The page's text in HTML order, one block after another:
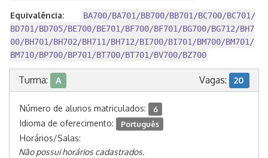
Equivalência:
BA700/BA701/BB700/BB701/BC700/BC701/
BD701/BD705/BE700/BE701/BF700/BF701/BG700/BG712/BH7
00/BH701/BH702/BH711/BH712/BI700/BI701/BM700/BM701/
BM710/BP700/BP701/BT700/BT701/BV700/BZ700
Turma: A Vagas: 20
Número de alunos matriculados: 6
Idioma de oferecimento: Português
Horários/Salas:
Não possui horários cadastrados.